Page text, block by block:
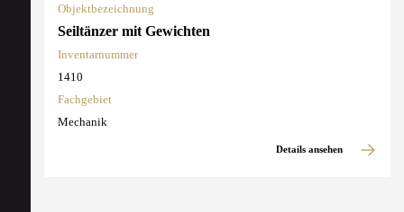
Objektbezeichnung
Seiltänzer mit Gewichten
Inventarnummer
1410
Fachgebiet
Mechanik
Details ansehen